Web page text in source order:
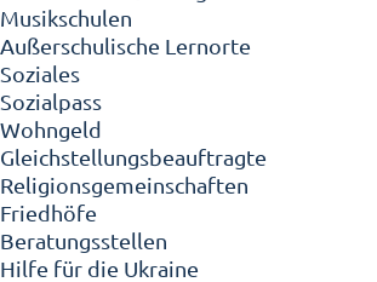
Musikschulen
Außerschulische Lernorte
Soziales
Sozialpass
Wohngeld
Gleichstellungsbeauftragte
Religionsgemeinschaften
Friedhöfe
Beratungsstellen
Hilfe für die Ukraine